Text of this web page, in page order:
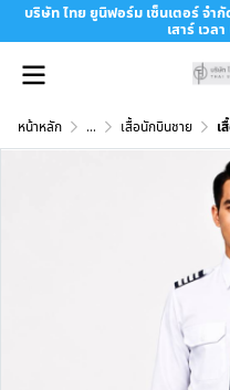
บริษัท ไทย ยูนิฟอร์ม เซ็นเตอร์ จำ
เสาร์ เวล
หน้าหลัก ... เสื้อนักบินชาย เ